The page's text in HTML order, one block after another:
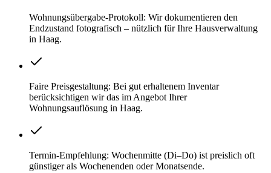
Wohnungsübergabe-Protokoll: Wir dokumentieren den
Endzustand fotografisch – nützlich für Ihre Hausverwaltung
in Haag.
Faire Preisgestaltung: Bei gut erhaltenem Inventar
berücksichtigen wir das im Angebot Ihrer
Wohnungsauflösung in Haag.
Termin-Empfehlung: Wochenmitte (Di–Do) ist preislich oft
günstiger als Wochenenden oder Monatsende.